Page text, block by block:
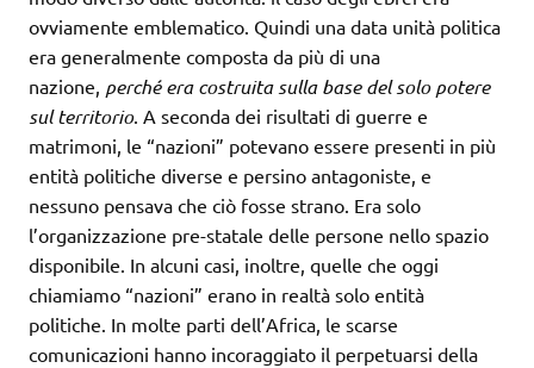
ovviamente emblematico. Quindi una data unità politica
era generalmente composta da più di una
nazione, perché era costruita sulla base del solo potere
sul territorio. A seconda dei risultati di guerre e
matrimoni, le “nazioni” potevano essere presenti in più
entità politiche diverse e persino antagoniste, e
nessuno pensava che ciò fosse strano. Era solo
l’organizzazione pre-statale delle persone nello spazio
disponibile. In alcuni casi, inoltre, quelle che oggi
chiamiamo “nazioni” erano in realtà solo entità
politiche. In molte parti dell’Africa, le scarse
comunicazioni hanno incoraggiato il perpetuarsi della